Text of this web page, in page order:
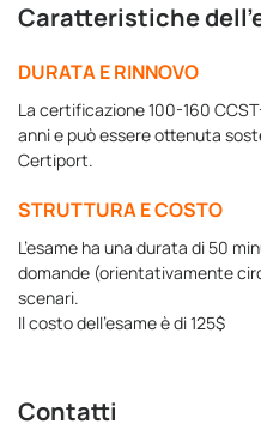
Caratteristiche
DURATA E RINNOVO
La certificazione 100-160
anni e può essere ottenuta
Certiport.
STRUTTURA E COSTO
L’esame ha una durata di 50
domande (orientativamente
scenari.
Il costo dell’esame è di 125$
Contatti